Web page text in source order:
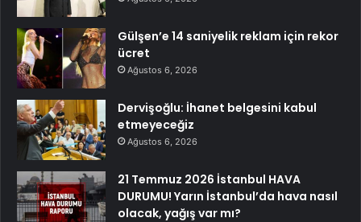
Gülşen’e 14 saniyelik reklam için rekor
ücret
Ağustos 6, 2026
Dervişoğlu: İhanet belgesini kabul
etmeyeceğiz
Ağustos 6, 2026
21 Temmuz 2026 İstanbul HAVA
DURUMU! Yarın İstanbul’da hava nasıl
olacak, yağış var mı?